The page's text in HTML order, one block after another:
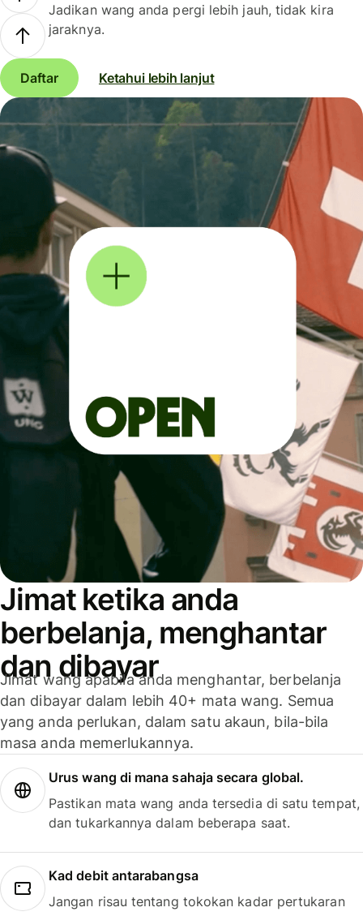
Jadikan wang anda pergi lebih jauh, tidak kira
jaraknya.
Daftar Ketahui lebih lanjut
Jimat ketika anda
berbelanja, menghantar
dan dibayar
Jimat wang apabila anda menghantar, berbelanja
dan dibayar dalam lebih 40+ mata wang. Semua
yang anda perlukan, dalam satu akaun, bila-bila
masa anda memerlukannya.
Urus wang di mana sahaja secara global.
Pastikan mata wang anda tersedia di satu tempat,
dan tukarkannya dalam beberapa saat.
Kad debit antarabangsa
Jangan risau tentang tokokan kadar pertukaran